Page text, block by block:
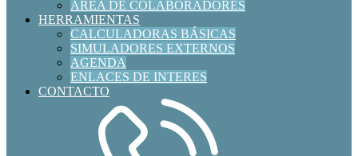
ÁREA DE COLABORADORES
HERRAMIENTAS
CALCULADORAS BÁSICAS
SIMULADORES EXTERNOS
AGENDA
ENLACES DE INTERES
CONTACTO